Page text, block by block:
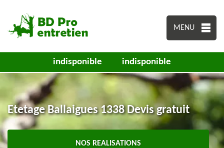
MENU
indisponible indisponible
Etetage Ballaigues 1338 Devis gratuit
NOS REALISATIONS